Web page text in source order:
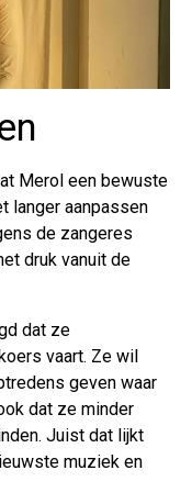
Merol een bewuste
langer aanpassen
de zangeres
druk vanuit de
dat ze
vaart. Ze wil
geven waar
dat ze minder
Juist dat lijkt
muziek en